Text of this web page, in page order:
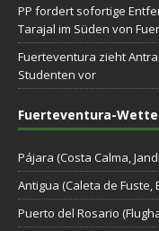
PP fordert sofortige
Tarajal im Süden von
Fuerteventura zieht
Studenten vor
Fuerteventura-
Pájara (Costa Calma,
Antigua (Caleta de Fuste,
Puerto del Rosario